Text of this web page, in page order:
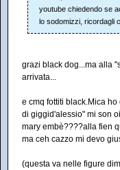
youtube chiedendo se
lo sodomizzi, ricordagli
grazi black dog...ma alla
arrivata...
e cmq fottiti black.Mica
di giggid'alessio" mi son
mary embè????alla fien
ma ceh cazzo mi devo
(questa va nelle figure